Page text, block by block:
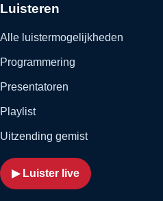
Luisteren
Alle luistermogelijkheden
Programmering
Presentatoren
Playlist
Uitzending gemist
▶ Luister live